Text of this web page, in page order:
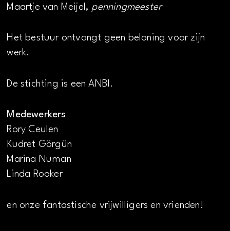
Maartje van Meijel, penningmeester
Het bestuur ontvangt geen beloning voor zijn
werk.
De stichting is een ANBI.
Medewerkers
Rory Ceulen
Kudret Görgün
Marina Numan
Linda Rooker
en onze fantastische vrijwilligers en vrienden!